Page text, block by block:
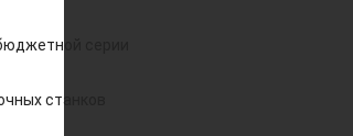
серии
станков